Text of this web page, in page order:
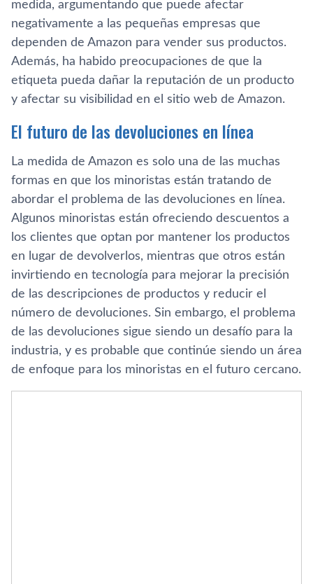
medida, argumentando que puede afectar
negativamente a las pequeñas empresas que
dependen de Amazon para vender sus productos.
Además, ha habido preocupaciones de que la
etiqueta pueda dañar la reputación de un producto
y afectar su visibilidad en el sitio web de Amazon.
El futuro de las devoluciones en línea
La medida de Amazon es solo una de las muchas
formas en que los minoristas están tratando de
abordar el problema de las devoluciones en línea.
Algunos minoristas están ofreciendo descuentos a
los clientes que optan por mantener los productos
en lugar de devolverlos, mientras que otros están
invirtiendo en tecnología para mejorar la precisión
de las descripciones de productos y reducir el
número de devoluciones. Sin embargo, el problema
de las devoluciones sigue siendo un desafío para la
industria, y es probable que continúe siendo un área
de enfoque para los minoristas en el futuro cercano.